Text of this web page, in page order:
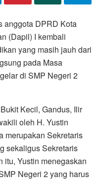
anggota DPRD Kota
(Dapil) I kembali
yang masih jauh dari
pada Masa
di SMP Negeri 2
Kecil, Gandus, Ilir
oleh H. Yustin
merupakan Sekretaris
sekaligus Sekretaris
itu, Yustin menegaskan
Negeri 2 yang harus